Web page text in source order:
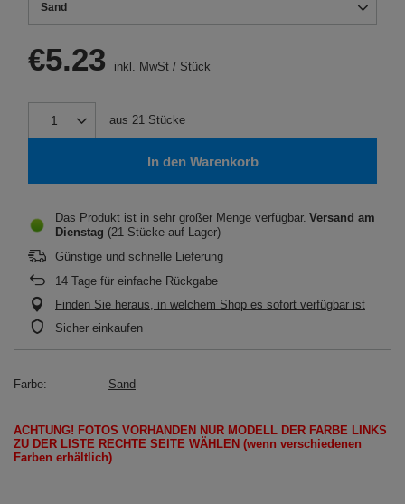
Sand
€5.23 inkl. MwSt / Stück
aus 21 Stücke
In den Warenkorb
Das Produkt ist in sehr großer Menge verfügbar Versand am
Dienstag (21 Stücke auf Lager)
Günstige und schnelle Lieferung
14 Tage für einfache Rückgabe
Finden Sie heraus, in welchem Shop es sofort verfügbar ist
Sicher einkaufen
Farbe Sand
ACHTUNG! FOTOS VORHANDEN NUR MODELL DER FARBE LINKS
ZU DER LISTE RECHTE SEITE WÄHLEN (wenn verschiedenen
Farben erhältlich)